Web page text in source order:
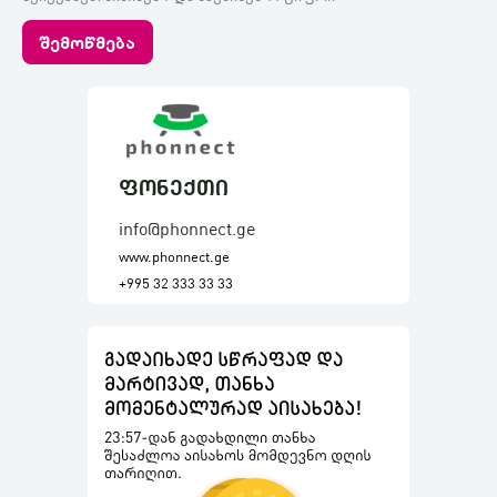
შემოწმება
ფონექთი
info@phonnect.ge
www.phonnect.ge
+995 32 333 33 33